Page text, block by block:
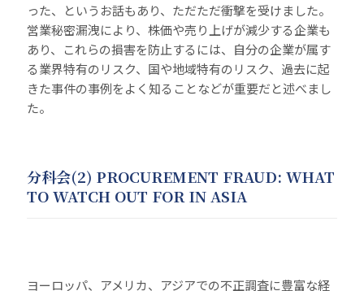
った、というお話もあり、ただただ衝撃を受けました。
営業秘密漏洩により、株価や売り上げが減少する企業も
あり、これらの損害を防止するには、自分の企業が属す
る業界特有のリスク、国や地域特有のリスク、過去に起
きた事件の事例をよく知ることなどが重要だと述べまし
た。
分科会(2) PROCUREMENT FRAUD: WHAT
TO WATCH OUT FOR IN ASIA
ヨーロッパ、アメリカ、アジアでの不正調査に豊富な経